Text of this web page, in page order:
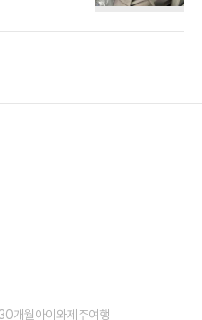
서 남
했다.
30개월아이와제주여행